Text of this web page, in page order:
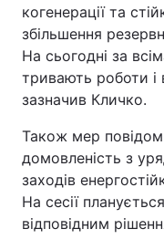
когенерації та
збільшення
На сьогодні за
тривають роботи і
зазначив Кличко.
Також мер
домовленість з
заходів
На сесії
відповідним